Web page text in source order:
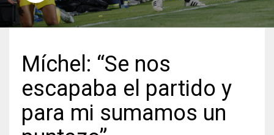
Míchel: “Se nos
escapaba el partido y
para mi sumamos un